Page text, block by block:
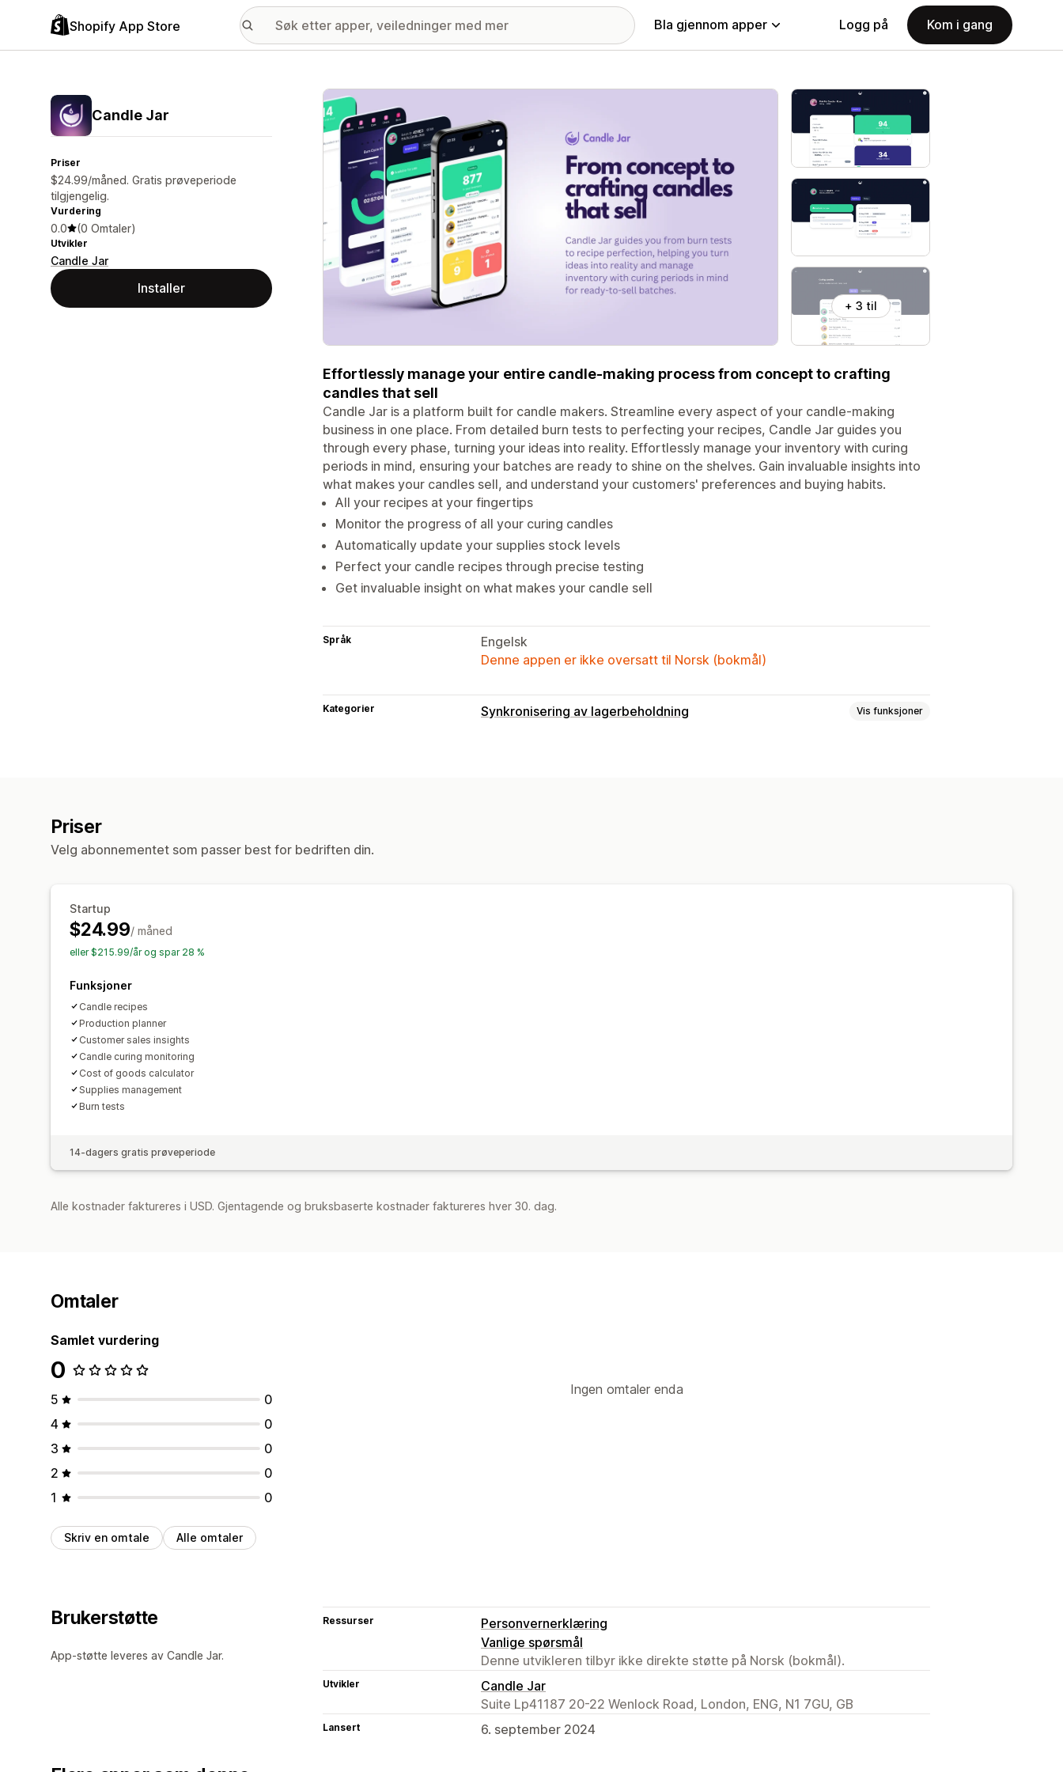
Shopify App Store Bla gjennom apper Logg på Kom i gang
Candle Jar
Priser
$24.99/måned. Gratis prøveperiode
tilgjengelig.
Vurdering
0.0 (0 Omtaler)
Utvikler
Candle Jar
Installer
Galleri med fremhevede bilder
+ 3 til
Effortlessly manage your entire candle-making process from concept to crafting
candles that sell
Candle Jar is a platform built for candle makers. Streamline every aspect of your candle-making
business in one place. From detailed burn tests to perfecting your recipes, Candle Jar guides you
through every phase, turning your ideas into reality. Effortlessly manage your inventory with curing
periods in mind, ensuring your batches are ready to shine on the shelves. Gain invaluable insights into
what makes your candles sell, and understand your customers' preferences and buying habits.
All your recipes at your fingertips
Monitor the progress of all your curing candles
Automatically update your supplies stock levels
Perfect your candle recipes through precise testing
Get invaluable insight on what makes your candle sell
Språk
Engelsk
Denne appen er ikke oversatt til Norsk (bokmål)
Kategorier Synkronisering av lagerbeholdning Vis funksjoner
Priser
Velg abonnementet som passer best for bedriften din.
Startup
$24.99/ måned
eller $215.99/år og spar 28 %
Funksjoner
Candle recipes
Production planner
Customer sales insights
Candle curing monitoring
Cost of goods calculator
Supplies management
Burn tests
14-dagers gratis prøveperiode
Alle kostnader faktureres i USD. Gjentagende og bruksbaserte kostnader faktureres hver 30. dag.
Omtaler
Samlet vurdering
0
5
0
4
0
3
0
2
0
1
0
Skriv en omtale Alle omtaler
Ingen omtaler enda
Brukerstøtte
App-støtte leveres av Candle Jar.
Ressurser
Personvernerklæring
Vanlige spørsmål
Denne utvikleren tilbyr ikke direkte støtte på Norsk (bokmål).
Utvikler
Candle Jar
Suite Lp41187 20-22 Wenlock Road, London, ENG, N1 7GU, GB
Lansert 6. september 2024